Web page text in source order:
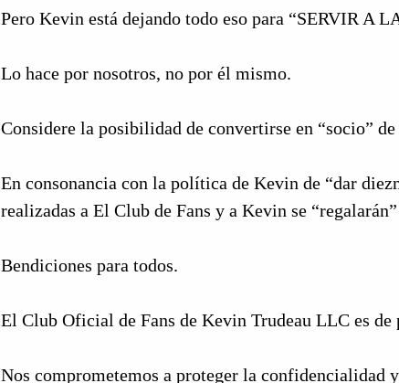
Pero Kevin está dejando todo eso para “SERVIR A
Lo hace por nosotros, no por él mismo.
Considere la posibilidad de convertirse en “socio”
En consonancia con la política de Kevin de “dar
realizadas a El Club de Fans y a Kevin se
Bendiciones para todos.
El Club Oficial de Fans de Kevin Trudeau LLC es de
Nos comprometemos a proteger la confidencialidad